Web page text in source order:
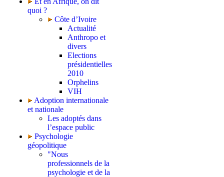
quoi ?
Côte d’Ivoire
Actualité
Anthropo et
divers
Elections
présidentielles
2010
Orphelins
VIH
Adoption internationale
et nationale
Les adoptés dans
l’espace public
Psychologie
géopolitique
"Nous
professionnels de la
psychologie et de la